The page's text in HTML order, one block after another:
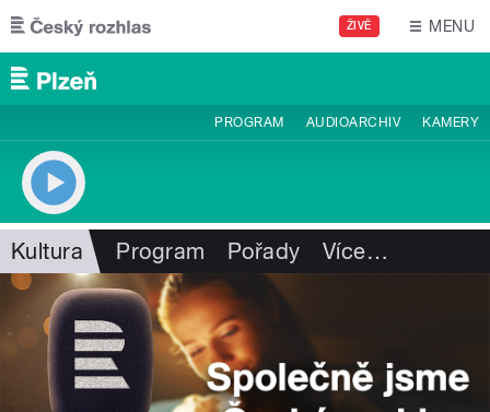
Přejít k hlavnímu obsahu
ŽIVĚ MENU
PROGRAM AUDIOARCHIV KAMERY
Kultura Program Pořady Více…